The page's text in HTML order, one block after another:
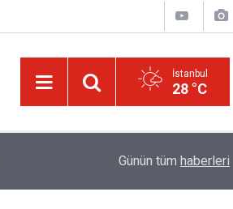
İstanbul
28 °C
Güneş'ten 30 kat büyük dev
Günün tüm haberleri